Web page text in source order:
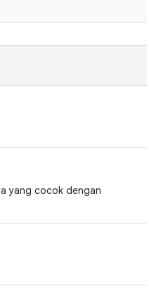
yang cocok dengan